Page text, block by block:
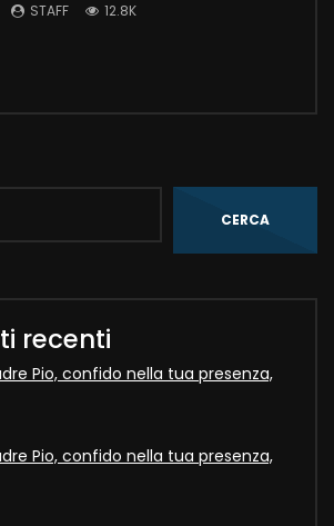
STAFF 12.8K
CERCA
recenti
Pio, confido nella tua presenza,
Pio, confido nella tua presenza,